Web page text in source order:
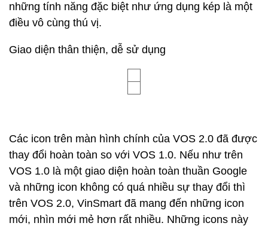
những tính năng đặc biệt như ứng dụng kép là một
điều vô cùng thú vị.
Giao diện thân thiện, dễ sử dụng
Các icon trên màn hình chính của VOS 2.0 đã được
thay đổi hoàn toàn so với VOS 1.0. Nếu như trên
VOS 1.0 là một giao diện hoàn toàn thuần Google
và những icon không có quá nhiều sự thay đổi thì
trên VOS 2.0, VinSmart đã mang đến những icon
mới, nhìn mới mẻ hơn rất nhiều. Những icons này